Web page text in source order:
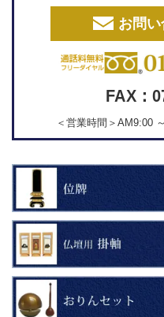
お問
FAX：
＜営業時間＞AM9:00